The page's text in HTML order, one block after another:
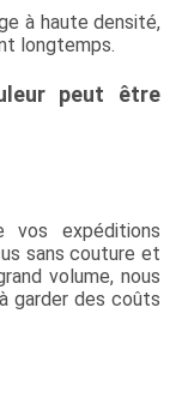
à haute densité,
longtemps.
peut être
vos expéditions
sans couture et
volume, nous
garder des coûts